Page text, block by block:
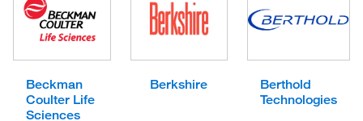
Beckman
Coulter Life
Sciences
Berkshire
Berthold
Technologies